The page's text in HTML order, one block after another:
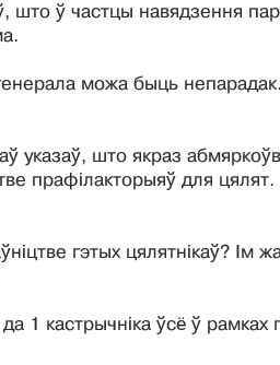
што ў частцы навядзення
можа быць
указаў, што якраз
прафілакторыяў для
гэтых цялятнікаў? Ім
1 кастрычніка ўсё ў рамках